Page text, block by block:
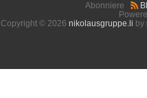
Abonniere
Copyright © 2026 nikolausgruppe.li by